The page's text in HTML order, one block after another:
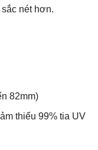
nét hơn.
82mm)
thiểu 99% tia UV